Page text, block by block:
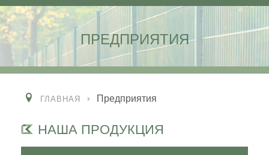
ПРЕДПРИЯТИЯ
ГЛАВНАЯ Предприятия
НАША ПРОДУКЦИЯ